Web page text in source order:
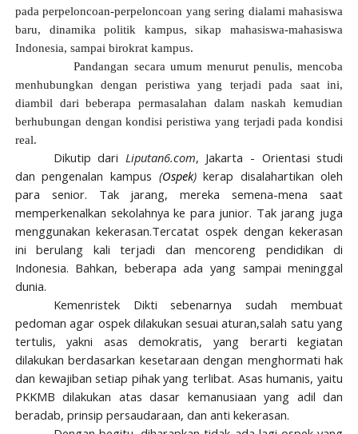
pada perpeloncoan-perpeloncoan yang sering dialami mahasiswa
baru, dinamika politik kampus, sikap mahasiswa-mahasiswa
Indonesia, sampai birokrat kampus.
Pandangan secara umum menurut penulis, mencoba
menhubungkan dengan peristiwa yang terjadi pada saat ini,
diambil dari beberapa permasalahan dalam naskah kemudian
berhubungan dengan kondisi peristiwa yang terjadi pada kondisi
real.
Dikutip dari Liputan6.com, Jakarta - Orientasi studi
dan pengenalan kampus (Ospek)kerap disalahartikan oleh
para senior. Tak jarang, mereka semena-mena saat
memperkenalkan sekolahnya ke para junior. Tak jarang juga
menggunakan kekerasan.Tercatat ospek dengan kekerasan
ini berulang kali terjadi dan mencoreng pendidikan di
Indonesia. Bahkan, beberapa ada yang sampai meninggal
dunia.
Kemenristek Dikti sebenarnya sudah membuat
pedoman agar ospek dilakukan sesuai aturan,salah satu yang
tertulis, yakni asas demokratis, yang berarti kegiatan
dilakukan berdasarkan kesetaraan dengan menghormati hak
dan kewajiban setiap pihak yang terlibat. Asas humanis, yaitu
PKKMB dilakukan atas dasar kemanusiaan yang adil dan
beradab, prinsip persaudaraan, dan anti kekerasan.